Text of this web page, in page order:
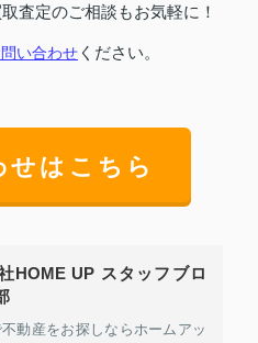
査定のご相談もお気軽に！
い合わせ ください。
せはこちら
HOME UP スタッフブロ
動産をお探しならホームアッ